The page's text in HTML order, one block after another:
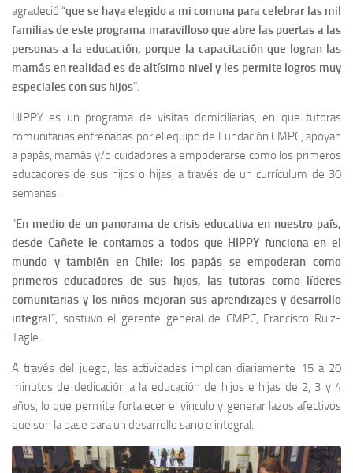
agradeció “que se haya elegido a mi comuna para celebrar las mil
familias de este programa maravilloso que abre las puertas a las
personas a la educación, porque la capacitación que logran las
mamás en realidad es de altísimo nivel y les permite logros muy
especiales con sus hijos”.
HIPPY es un programa de visitas domiciliarias, en que tutoras
comunitarias entrenadas por el equipo de Fundación CMPC, apoyan
a papás, mamás y/o cuidadores a empoderarse como los primeros
educadores de sus hijos o hijas, a través de un currículum de 30
semanas.
“En medio de un panorama de crisis educativa en nuestro país,
desde Cañete le contamos a todos que HIPPY funciona en el
mundo y también en Chile: los papás se empoderan como
primeros educadores de sus hijos, las tutoras como líderes
comunitarias y los niños mejoran sus aprendizajes y desarrollo
integral”, sostuvo el gerente general de CMPC, Francisco Ruiz-
Tagle.
A través del juego, las actividades implican diariamente 15 a 20
minutos de dedicación a la educación de hijos e hijas de 2, 3 y 4
años, lo que permite fortalecer el vínculo y generar lazos afectivos
que son la base para un desarrollo sano e integral.